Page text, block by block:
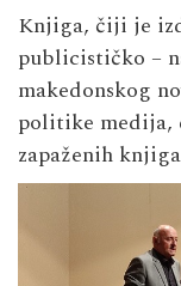
Knjiga, čiji je
publicističko –
makedonskog
politike medija,
zapaženih